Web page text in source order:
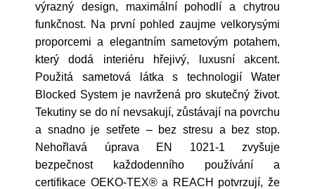
výrazný design, maximální pohodlí a chytrou
funkčnost. Na první pohled zaujme velkorysými
proporcemi a elegantním sametovým potahem,
který dodá interiéru hřejivý, luxusní akcent.
Použitá sametová látka s technologií Water
Blocked System je navržená pro skutečný život.
Tekutiny se do ní nevsakují, zůstávají na povrchu
a snadno je setřete – bez stresu a bez stop.
Nehořlavá úprava EN 1021-1 zvyšuje
bezpečnost každodenního používání a
certifikace OEKO-TEX® a REACH potvrzují, že